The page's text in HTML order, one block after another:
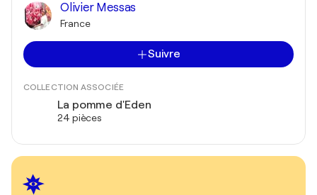
Olivier Messas
France
Suivre
COLLECTION ASSOCIÉE
La pomme d'Eden
24 pièces